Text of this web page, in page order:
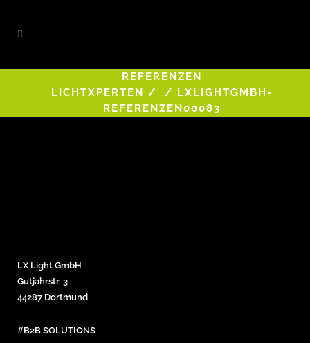
REFERENZEN
LICHTXPERTEN / / LXLIGHTGMBH-
REFERENZEN00083
LX Light GmbH
Gutjahrstr. 3
44287 Dortmund
#B2B SOLUTIONS